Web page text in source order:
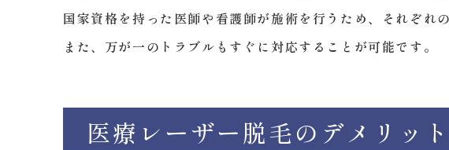
国家資格を持った医師や看護師が施術を行うため、それぞ
また、万が一のトラブルもすぐに対応することが可能です。
医療レーザー脱毛のデメリット